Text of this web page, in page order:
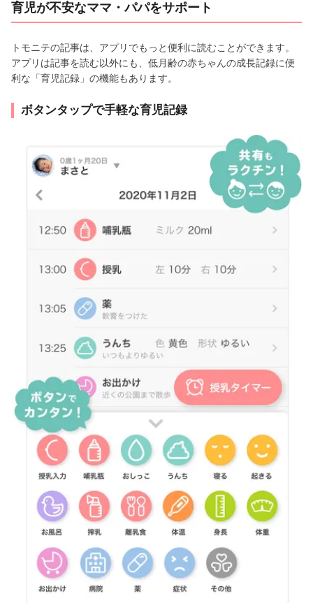
育児が不安なママ・パパをサポート
トモニテの記事は、アプリでもっと便利に読むことができます。
アプリは記事を読む以外にも、低月齢の赤ちゃんの成長記録に便
利な「育児記録」の機能もあります。
ボタンタップで手軽な育児記録